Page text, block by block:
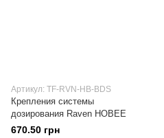
Артикул: TF-RVN-HB-BDS
Крепления системы
дозирования Raven НОВЕЕ
670.50 грн